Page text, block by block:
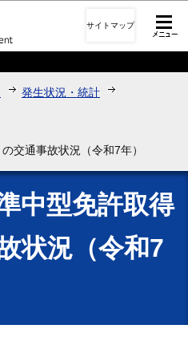
本文へ移動
サイトマップ
発生状況・統計
交通事故状況（令和7年）
中型免許取得
状況（令和7